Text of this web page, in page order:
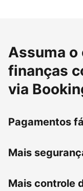
Assuma o
finanças
via
Pagamentos
Mais
Mais controle